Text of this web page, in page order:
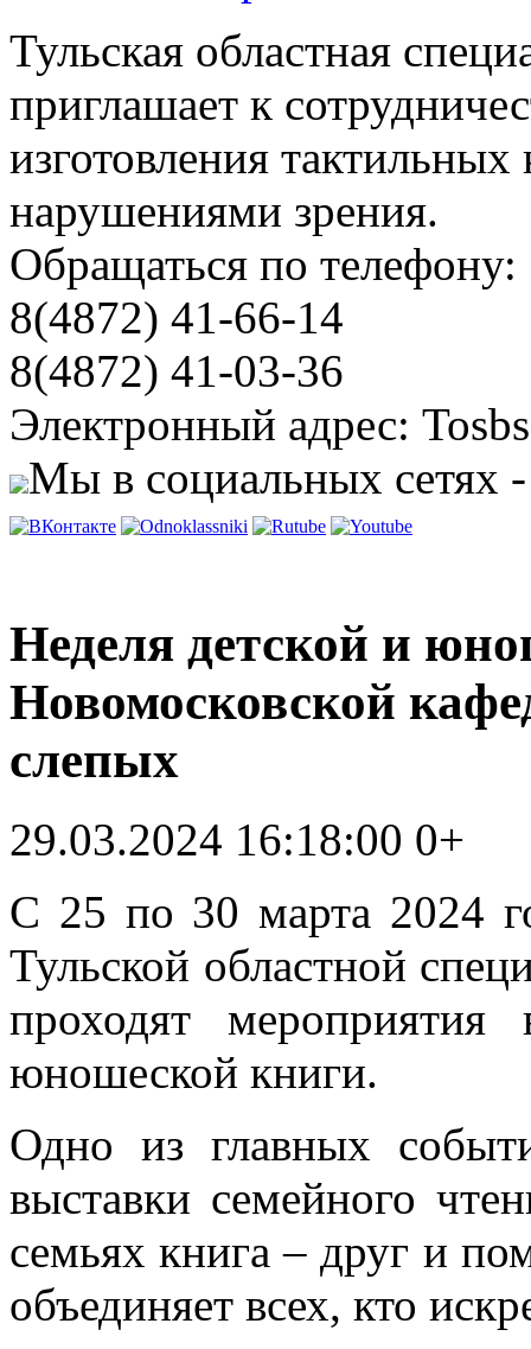
Тульская областная
приглашает к
изготовления
нарушениями зрения.
Обращаться по телефону:
8(4872) 41-66-14
8(4872) 41-03-36
Электронный адрес:
Мы в социальных сетях
Неделя детской и
Новомосковской
слепых
29.03.2024 16:18:00 0+
С 25 по 30 марта 2024
Тульской областной
проходят
юношеской книги.
Одно из главных
выставки семейного
семьях книга – друг и
объединяет всех, кто